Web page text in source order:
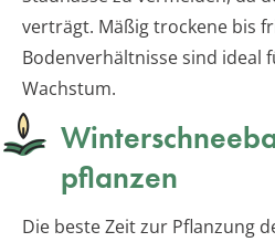
verträgt. Mäßig trockene bis
Bodenverhältnisse sind ideal
Wachstum.
pflanzen
Die beste Zeit zur Pflanzung